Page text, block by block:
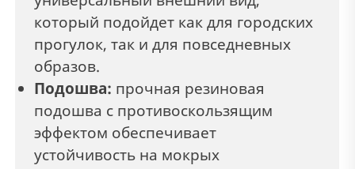
который подойдет как для городских
прогулок, так и для повседневных
образов.
Подошва: прочная резиновая
подошва с противоскользящим
эффектом обеспечивает
устойчивость на мокрых